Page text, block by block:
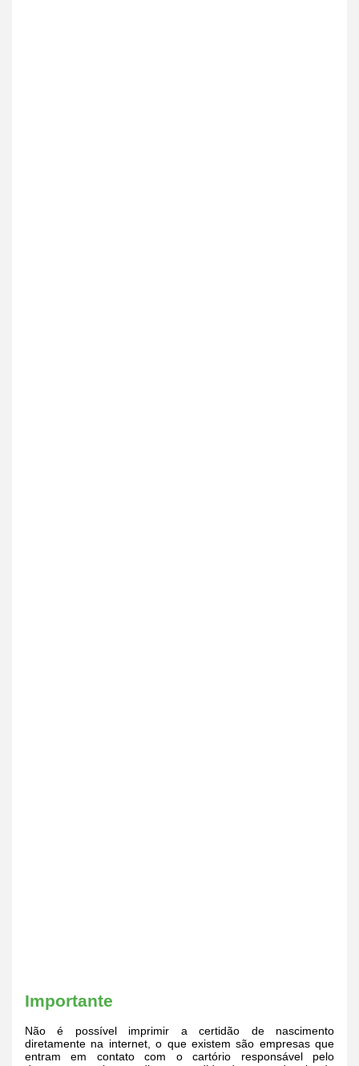
Importante
Não é possível imprimir a certidão de nascimento
diretamente na internet, o que existem são empresas que
entram em contato com o cartório responsável pelo